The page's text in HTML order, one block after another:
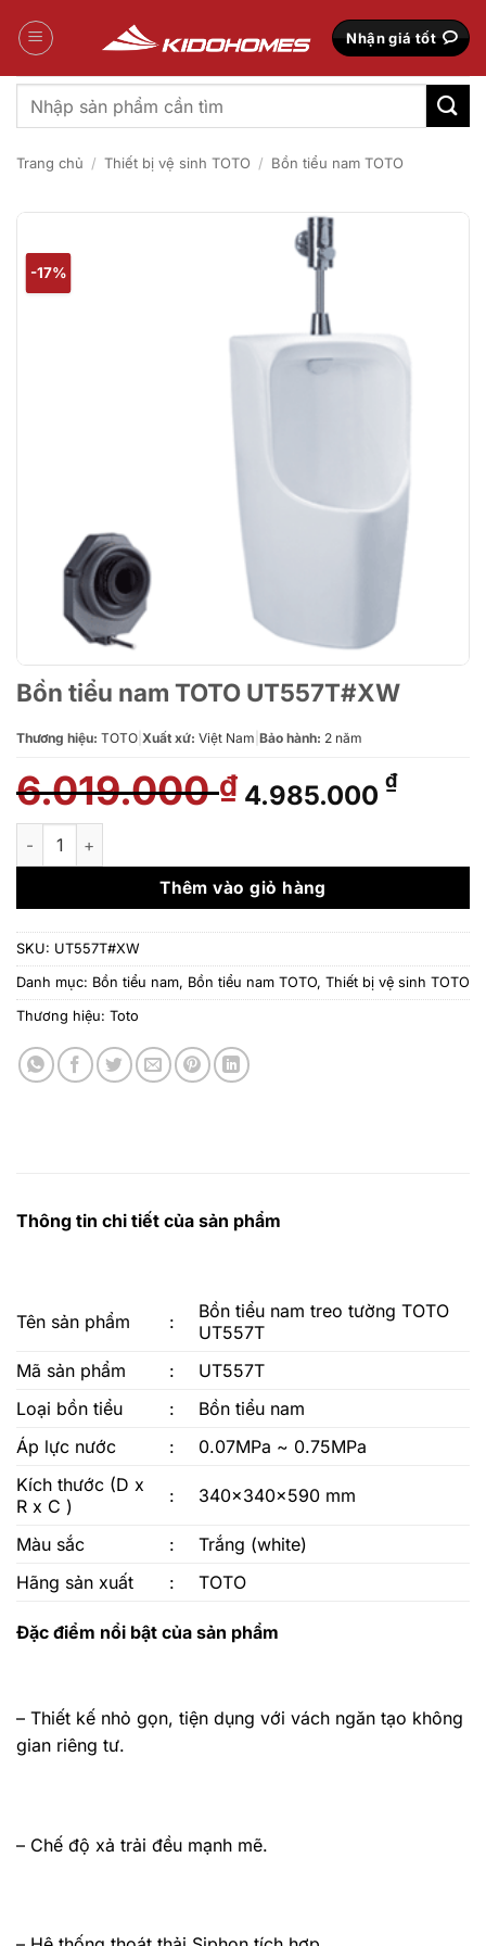
qua
Nhận giá tốt
Tìm
kiếm:
Trang chủ / Thiết bị vệ sinh TOTO / Bồn tiểu nam TOTO
-17%
Bồn tiểu nam TOTO UT557T#XW
Thương hiệu: TOTO Xuất xứ: Việt Nam Bảo hành: 2 năm
6.019.000₫ Giá
gốc
6.019.000 ₫.
4.985.000 ₫Giá
là:
Bồn tiểu nam TOTO UT557T#XW số lượng
Thêm vào giỏ hàng
SKU: UT557T#XW
Danh mục: Bồn tiểu nam, Bồn tiểu nam TOTO, Thiết bị vệ sinh TOTO
Thương hiệu: Toto
Thông tin chi tiết của sản phẩm
Tên sản phẩm :
Bồn tiểu nam treo tường TOTO
UT557T
Mã sản phẩm
:
UT557T
Loại bồn tiểu
:
Bồn tiểu nam
Áp lực nước
:
0.07MPa ~ 0.75MPa
Kích thước (D x
R x C )
: 340x340x590 mm
Màu sắc :
Trắng (white)
Hãng sản xuất
: TOTO
Đặc điểm nổi bật của sản phẩm
– Thiết kế nhỏ gọn, tiện dụng với vách ngăn tạo không
gian riêng tư.
– Chế độ xả trải đều mạnh mẽ.